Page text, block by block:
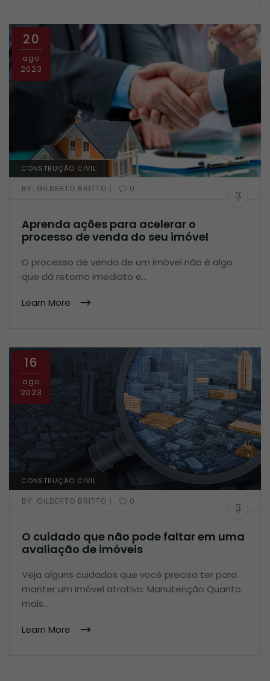
20
ago
2023
CONSTRUÇÃO CIVIL
BY: GILBERTO BRITTO | 0
Aprenda ações para acelerar o
processo de venda do seu imóvel
O processo de venda de um imóvel não é algo
que dá retorno imediato e…
Learn More
16
ago
2023
CONSTRUÇÃO CIVIL
BY: GILBERTO BRITTO | 0
O cuidado que não pode faltar em uma
avaliação de imóveis
Veja alguns cuidados que você precisa ter para
manter um imóvel atrativo: Manutenção Quanto
mais…
Learn More